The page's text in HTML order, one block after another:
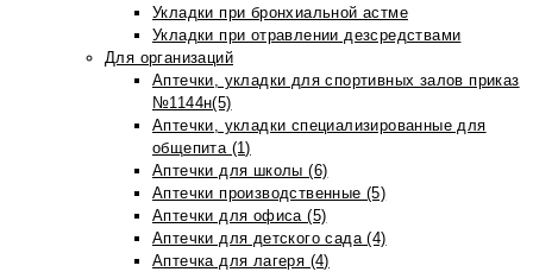
Укладки при бронхиальной астме
Укладки при отравлении дезсредствами
Для организаций
Аптечки, укладки для спортивных залов приказ
№1144н(5)
Аптечки, укладки специализированные для
общепита (1)
Аптечки для школы (6)
Аптечки производственные (5)
Аптечки для офиса (5)
Аптечки для детского сада (4)
Аптечка для лагеря (4)